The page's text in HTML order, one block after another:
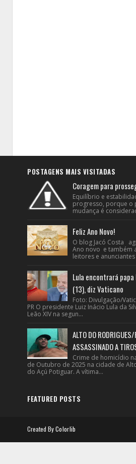
POSTAGENS MAIS VISITADAS
Coragem para
Equilíbrio e
progresso, porque o
mudança é
Feliz Ano Novo!
O blog Jacó Costa
Ano novo e também
leitores e
Lula encontrará
(13), diz Vaticano
Foto: Divulgação/
PR O presidente Luiz Inácio Lula da
Leão XIV na segun...
ALTO DO
ASSASSINADO A
Crime de homicídio
de Outubro de 2025 na cidade de
do Açú Potiguar. A vítima...
FEATURED POSTS
Created ByColorlib